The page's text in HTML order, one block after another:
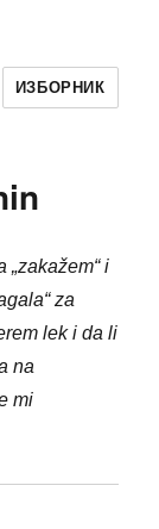
ИЗБОРНИК
„zakažem“ i
za
lek i da li
na
mi